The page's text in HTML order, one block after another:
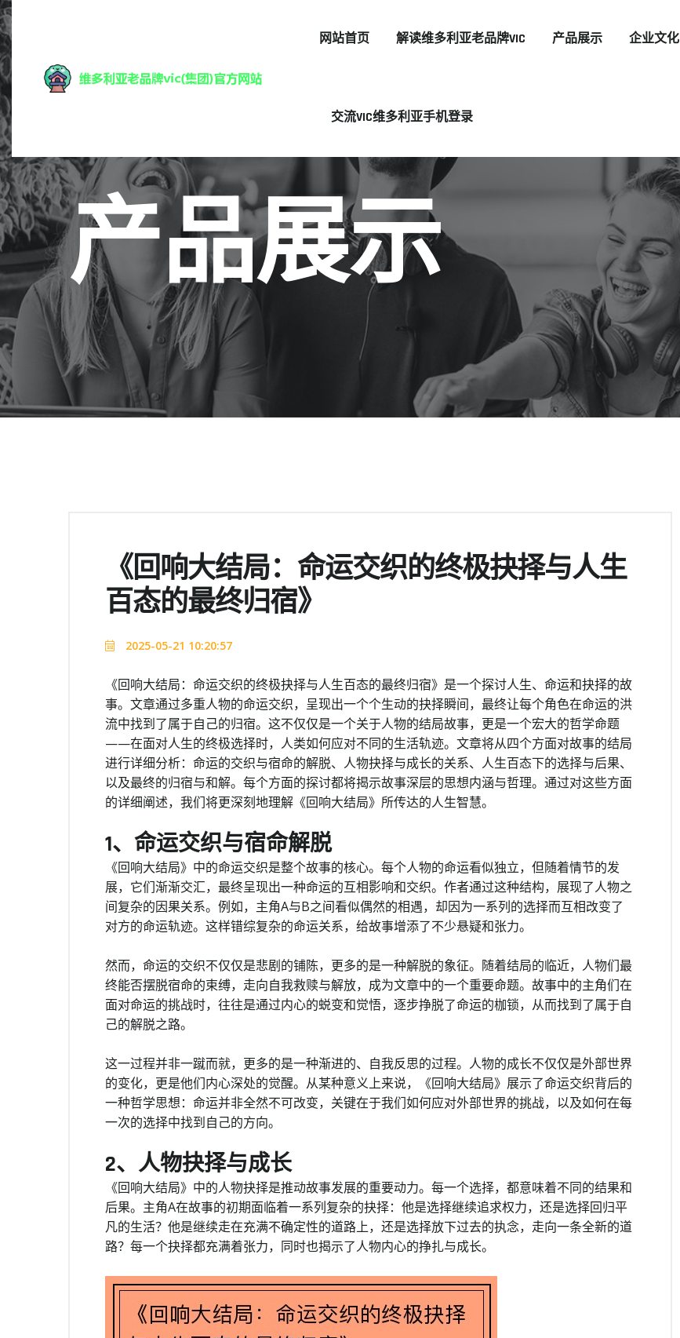
网站首页 解读维多利亚老品牌VIC 产品展示 企业文化
交流VIC维多利亚手机登录
产品展示
《回响大结局：命运交织的终极抉择与人生
百态的最终归宿》
2025-05-21 10:20:57
《回响大结局：命运交织的终极抉择与人生百态的最终归宿》是一个探讨人生、命运和抉择的故
事。文章通过多重人物的命运交织，呈现出一个个生动的抉择瞬间，最终让每个角色在命运的洪
流中找到了属于自己的归宿。这不仅仅是一个关于人物的结局故事，更是一个宏大的哲学命题
——在面对人生的终极选择时，人类如何应对不同的生活轨迹。文章将从四个方面对故事的结局
进行详细分析：命运的交织与宿命的解脱、人物抉择与成长的关系、人生百态下的选择与后果、
以及最终的归宿与和解。每个方面的探讨都将揭示故事深层的思想内涵与哲理。通过对这些方面
的详细阐述，我们将更深刻地理解《回响大结局》所传达的人生智慧。
1、命运交织与宿命解脱
《回响大结局》中的命运交织是整个故事的核心。每个人物的命运看似独立，但随着情节的发
展，它们渐渐交汇，最终呈现出一种命运的互相影响和交织。作者通过这种结构，展现了人物之
间复杂的因果关系。例如，主角A与B之间看似偶然的相遇，却因为一系列的选择而互相改变了
对方的命运轨迹。这样错综复杂的命运关系，给故事增添了不少悬疑和张力。
然而，命运的交织不仅仅是悲剧的铺陈，更多的是一种解脱的象征。随着结局的临近，人物们最
终能否摆脱宿命的束缚，走向自我救赎与解放，成为文章中的一个重要命题。故事中的主角们在
面对命运的挑战时，往往是通过内心的蜕变和觉悟，逐步挣脱了命运的枷锁，从而找到了属于自
己的解脱之路。
这一过程并非一蹴而就，更多的是一种渐进的、自我反思的过程。人物的成长不仅仅是外部世界
的变化，更是他们内心深处的觉醒。从某种意义上来说，《回响大结局》展示了命运交织背后的
一种哲学思想：命运并非全然不可改变，关键在于我们如何应对外部世界的挑战，以及如何在每
一次的选择中找到自己的方向。
2、人物抉择与成长
《回响大结局》中的人物抉择是推动故事发展的重要动力。每一个选择，都意味着不同的结果和
后果。主角A在故事的初期面临着一系列复杂的抉择：他是选择继续追求权力，还是选择回归平
凡的生活？他是继续走在充满不确定性的道路上，还是选择放下过去的执念，走向一条全新的道
路？每一个抉择都充满着张力，同时也揭示了人物内心的挣扎与成长。